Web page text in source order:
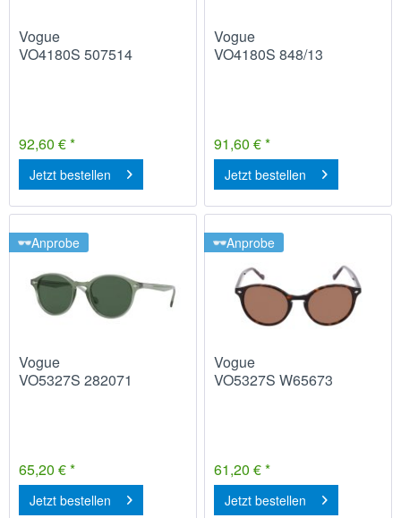
Vogue
VO4180S 507514
92,60 € *
Jetzt bestellen
Vogue
VO4180S 848/13
91,60 € *
Jetzt bestellen
Anprobe
Vogue
VO5327S 282071
65,20 € *
Jetzt bestellen
Anprobe
Vogue
VO5327S W65673
61,20 € *
Jetzt bestellen